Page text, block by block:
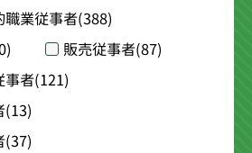
職業従事者(388)
販売従事者(87)
事者(121)
(13)
(37)